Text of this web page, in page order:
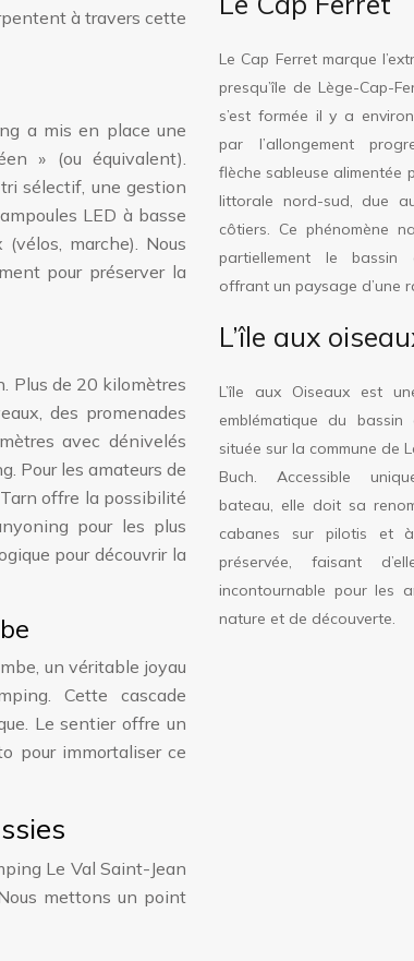
à travers cette
a mis en place une
» (ou équivalent).
sélectif, une gestion
LED à basse
marche). Nous
pour préserver la
Plus de 20 kilomètres
des promenades
avec dénivelés
Pour les amateurs de
offre la possibilité
pour les plus
pour découvrir la
un véritable joyau
Cette cascade
Le sentier offre un
pour immortaliser ce
Le Val Saint-Jean
mettons un point
Le Cap Ferret marque
presqu’île de Lège-Cap-
s’est formée il y a
par l’allongement
flèche sableuse alimentée
littorale nord-sud, due
côtiers. Ce phénomène
partiellement le bassin
offrant un paysage d’une
L’île aux
L’île aux Oiseaux est
emblématique du bassin
située sur la commune de
Buch. Accessible
bateau, elle doit sa
cabanes sur pilotis et
préservée, faisant
incontournable pour les
nature et de découverte.